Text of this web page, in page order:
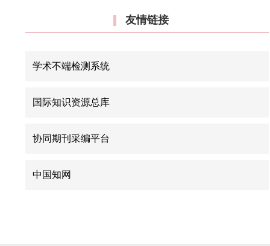
友情链接
学术不端检测系统
国际知识资源总库
协同期刊采编平台
中国知网